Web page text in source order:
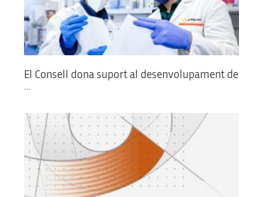
El Consell dona suport al desenvolupament de
...